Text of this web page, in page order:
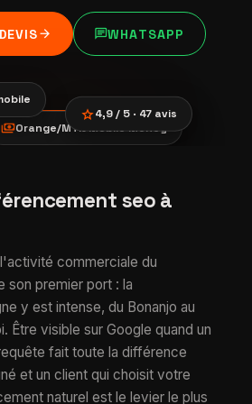
arrow_forward chatWHATSAPP
SEO
paymentsOrange/MTN Mobile Money
star4,9 / 5 · 47 avis
seo à
commerciale du
son premier port : la
y est intense, du Bonanjo au
Être visible sur Google quand un
fait toute la différence
et un client qui choisit votre
naturel est le levier le plus